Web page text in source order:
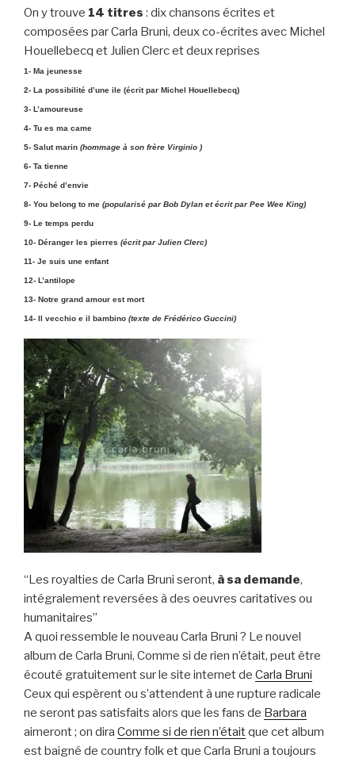
On y trouve 14 titres : dix chansons écrites et
composées par Carla Bruni, deux co-écrites avec Michel
Houellebecq et Julien Clerc et deux reprises
1- Ma jeunesse
2- La possibilité d’une ile (écrit par Michel Houellebecq)
3- L’amoureuse
4- Tu es ma came
5- Salut marin (hommage à son frère Virginio )
6- Ta tienne
7- Péché d’envie
8- You belong to me (popularisé par Bob Dylan et écrit par Pee Wee King)
9- Le temps perdu
10- Déranger les pierres (écrit par Julien Clerc)
11- Je suis une enfant
12- L’antilope
13- Notre grand amour est mort
14- Il vecchio e il bambino (texte de Frédérico Guccini)
“Les royalties de Carla Bruni seront, à sa demande,
intégralement reversées à des oeuvres caritatives ou
humanitaires”
A quoi ressemble le nouveau Carla Bruni ? Le nouvel
album de Carla Bruni, Comme si de rien n’était, peut être
écouté gratuitement sur le site internet de Carla Bruni
Ceux qui espèrent ou s’attendent à une rupture radicale
ne seront pas satisfaits alors que les fans de Barbara
aimeront ; on dira Comme si de rien n’étaitque cet album
est baigné de country folk et que Carla Bruni a toujours